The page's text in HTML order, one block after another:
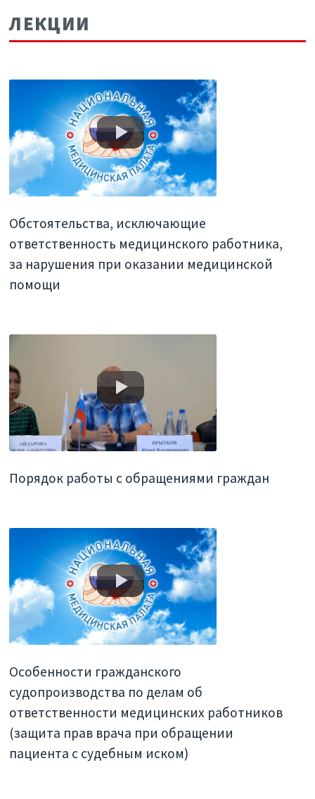
ЛЕКЦИИ
Обстоятельства, исключающие
ответственность медицинского работника,
за нарушения при оказании медицинской
помощи
Порядок работы с обращениями граждан
Особенности гражданского
судопроизводства по делам об
ответственности медицинских работников
(защита прав врача при обращении
пациента с судебным иском)